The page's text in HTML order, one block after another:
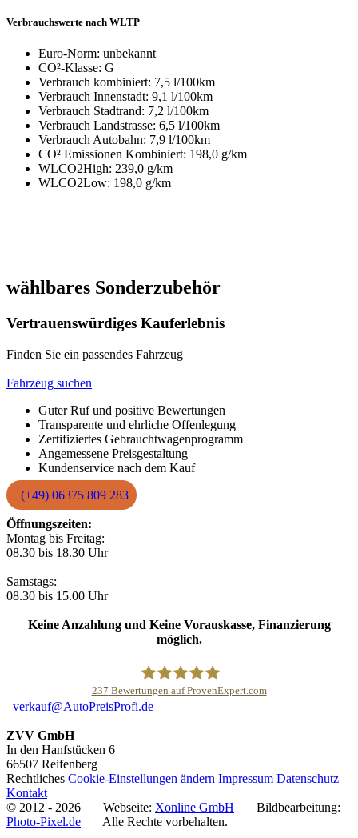
Verbrauchswerte nach WLTP
Euro-Norm: unbekannt
CO²-Klasse: G
Verbrauch kombiniert: 7,5 l/100km
Verbrauch Innenstadt: 9,1 l/100km
Verbrauch Stadtrand: 7,2 l/100km
Verbrauch Landstrasse: 6,5 l/100km
Verbrauch Autobahn: 7,9 l/100km
CO² Emissionen Kombiniert: 198,0 g/km
WLCO2High: 239,0 g/km
WLCO2Low: 198,0 g/km
wählbares Sonderzubehör
Vertrauenswürdiges Kauferlebnis
Finden Sie ein passendes Fahrzeug
Fahrzeug suchen
Guter Ruf und positive Bewertungen
Transparente und ehrliche Offenlegung
Zertifiziertes Gebrauchtwagenprogramm
Angemessene Preisgestaltung
Kundenservice nach dem Kauf
(+49) 06375 809 283
Öffnungszeiten:
Montag bis Freitag:
08.30 bis 18.30 Uhr
Samstags:
08.30 bis 15.00 Uhr
Keine Anzahlung und Keine Vorauskasse, Finanzierung
möglich.
237 Bewertungen auf ProvenExpert.com
verkauf@AutoPreisProfi.de
ZVV GmbH
In den Hanfstücken 6
66507 Reifenberg
Rechtliches Cookie-Einstellungen ändern Impressum Datenschutz
Kontakt
© 2012 - 2026 Webseite: Xonline GmbH Bildbearbeitung:
Photo-Pixel.de Alle Rechte vorbehalten.